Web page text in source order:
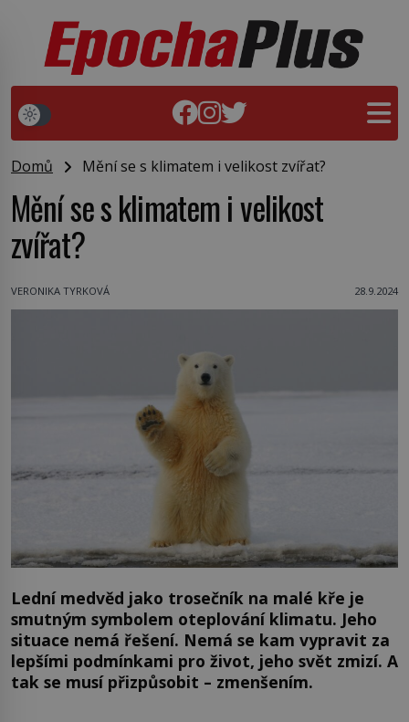
Domů Mění se s klimatem i velikost zvířat?
Mění se s klimatem i velikost
zvířat?
VERONIKA TYRKOVÁ 28.9.2024
Lední medvěd jako trosečník na malé kře je
smutným symbolem oteplování klimatu. Jeho
situace nemá řešení. Nemá se kam vypravit za
lepšími podmínkami pro život, jeho svět zmizí. A
tak se musí přizpůsobit – zmenšením.